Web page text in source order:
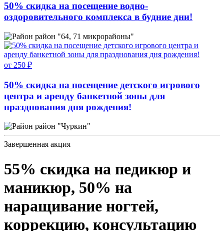
50% скидка на посещение водно-
оздоровительного комплекса в будние дни!
район "64, 71 микрорайоны"
от 250 ₽
50% скидка на посещение детского игрового
центра и аренду банкетной зоны для
празднования дня рождения!
район "Чуркин"
Завершенная акция
55% скидка на педикюр и
маникюр, 50% на
наращивание ногтей,
коррекцию, консультацию